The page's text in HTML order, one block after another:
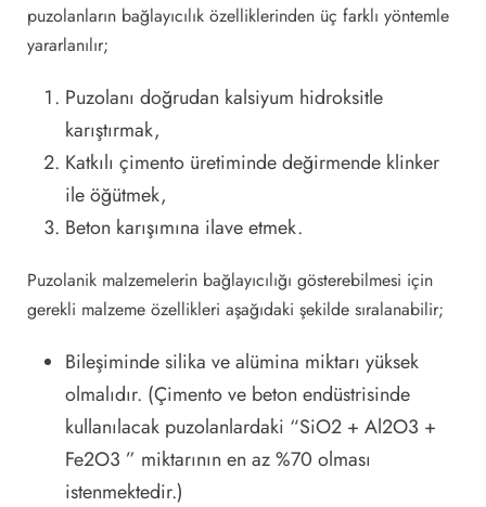
puzolanların bağlayıcılık özelliklerinden üç farklı yöntemle
yararlanılır;
Puzolanı doğrudan kalsiyum hidroksitle
karıştırmak,
Katkılı çimento üretiminde değirmende klinker
ile öğütmek,
Beton karışımına ilave etmek.
Puzolanik malzemelerin bağlayıcılığı gösterebilmesi için
gerekli malzeme özellikleri aşağıdaki şekilde sıralanabilir;
Bileşiminde silika ve alümina miktarı yüksek
olmalıdır. (Çimento ve beton endüstrisinde
kullanılacak puzolanlardaki “SiO2 + Al2O3 +
Fe2O3 ” miktarının en az %70 olması
istenmektedir.)